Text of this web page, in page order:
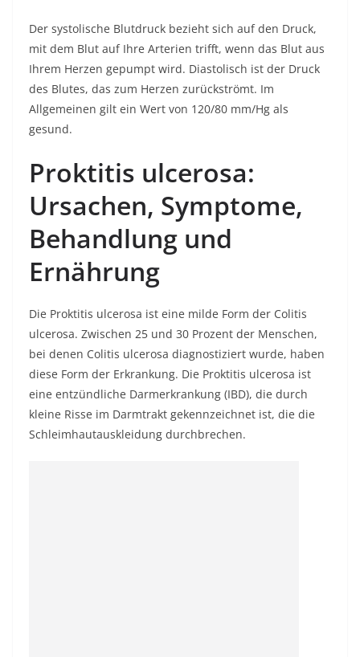
Der systolische Blutdruck bezieht sich auf den Druck,
mit dem Blut auf Ihre Arterien trifft, wenn das Blut aus
Ihrem Herzen gepumpt wird. Diastolisch ist der Druck
des Blutes, das zum Herzen zurückströmt. Im
Allgemeinen gilt ein Wert von 120/80 mm/Hg als
gesund.
Proktitis ulcerosa:
Ursachen, Symptome,
Behandlung und
Ernährung
Die Proktitis ulcerosa ist eine milde Form der Colitis
ulcerosa. Zwischen 25 und 30 Prozent der Menschen,
bei denen Colitis ulcerosa diagnostiziert wurde, haben
diese Form der Erkrankung. Die Proktitis ulcerosa ist
eine entzündliche Darmerkrankung (IBD), die durch
kleine Risse im Darmtrakt gekennzeichnet ist, die die
Schleimhautauskleidung durchbrechen.